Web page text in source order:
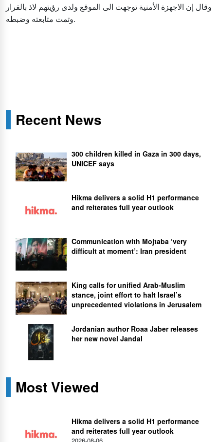
وقال إن الاجهزة الأمنية توجهت الى الموقع ولدى رؤيتهم لاذ بالفرار
وتمت متابعته وضبطه.
Recent News
300 children killed in Gaza in 300 days,
UNICEF says
Hikma delivers a solid H1 performance
and reiterates full year outlook
Communication with Mojtaba ‘very
difficult at moment’: Iran president
King calls for unified Arab-Muslim
stance, joint effort to halt Israel’s
unprecedented violations in Jerusalem
Jordanian author Roaa Jaber releases
her new novel Jandal
Most Viewed
Hikma delivers a solid H1 performance
and reiterates full year outlook
2026-08-06